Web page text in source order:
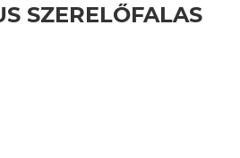
SZERELŐFALAS